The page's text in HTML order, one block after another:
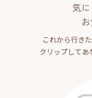
気
これから行き
クリップしてあ